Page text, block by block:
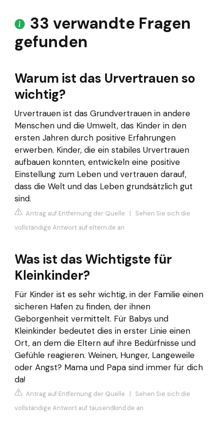
33 verwandte Fragen
gefunden
Warum ist das Urvertrauen so
wichtig?
Urvertrauen ist das Grundvertrauen in andere
Menschen und die Umwelt, das Kinder in den
ersten Jahren durch positive Erfahrungen
erwerben. Kinder, die ein stabiles Urvertrauen
aufbauen konnten, entwickeln eine positive
Einstellung zum Leben und vertrauen darauf,
dass die Welt und das Leben grundsätzlich gut
sind.
Antrag auf Entfernung der Quelle | Sehen Sie sich die
vollständige Antwort auf eltern.de an
Was ist das Wichtigste für
Kleinkinder?
Für Kinder ist es sehr wichtig, in der Familie einen
sicheren Hafen zu finden, der ihnen
Geborgenheit vermittelt. Für Babys und
Kleinkinder bedeutet dies in erster Linie einen
Ort, an dem die Eltern auf ihre Bedürfnisse und
Gefühle reagieren. Weinen, Hunger, Langeweile
oder Angst? Mama und Papa sind immer für dich
da!
Antrag auf Entfernung der Quelle | Sehen Sie sich die
vollständige Antwort auf tausendkind.de an